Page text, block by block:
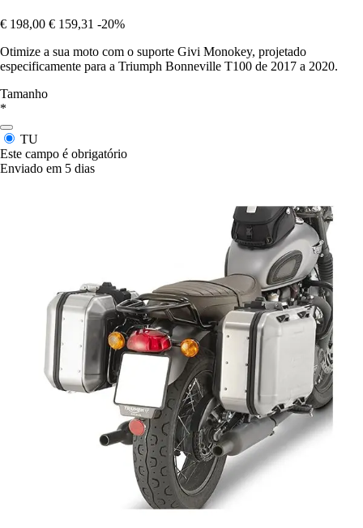
€ 198,00 € 159,31 -20%
Otimize a sua moto com o suporte Givi Monokey, projetado
especificamente para a Triumph Bonneville T100 de 2017 a 2020.
Tamanho
*
TU
Este campo é obrigatório
Enviado em 5 dias